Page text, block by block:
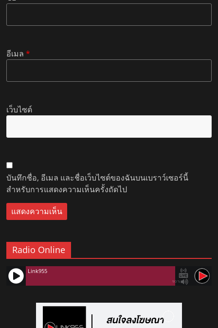
อีเมล*
เว็บไซต์
บันทึกชื่อ, อีเมล และชื่อเว็บไซต์ของฉันบนเบราว์เซอร์นี้
สำหรับการแสดงความเห็นครั้งถัดไป
Radio Online
90%
Link955